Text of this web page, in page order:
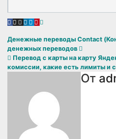
Навигация
по
Денежные переводы Contact
денежных переводов
Перевод с карты на карту
комиссии, какие есть лимиты и
От